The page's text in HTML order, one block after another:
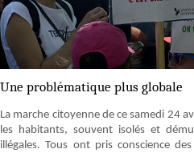
Une problématique plus globale
La marche citoyenne de ce samedi 24
les habitants, souvent isolés et
illégales. Tous ont pris conscience